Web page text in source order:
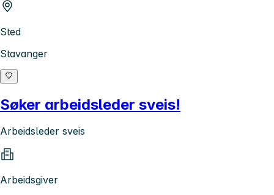
Sted
Stavanger
Søker arbeidsleder sveis!
Arbeidsleder sveis
Arbeidsgiver